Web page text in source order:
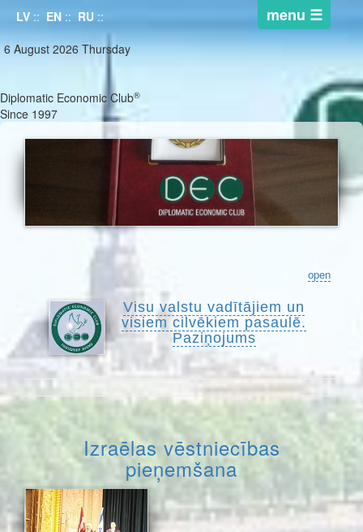
LV :: EN :: RU ::
6 August 2026 Thursday
Diplomatic Economic Club®
Since 1997
open
Visu valstu vadītājiem un
visiem cilvēkiem pasaulē.
Paziņojums
Izraēlas vēstniecības
pieņemšana